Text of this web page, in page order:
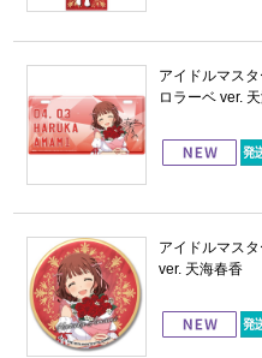
アイドルマス
ロラーベ ver.
アイドルマス
ver. 天海春香